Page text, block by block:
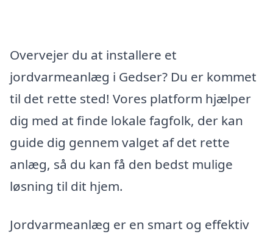
Overvejer du at installere et
jordvarmeanlæg i Gedser? Du er kommet
til det rette sted! Vores platform hjælper
dig med at finde lokale fagfolk, der kan
guide dig gennem valget af det rette
anlæg, så du kan få den bedst mulige
løsning til dit hjem.
Jordvarmeanlæg er en smart og effektiv